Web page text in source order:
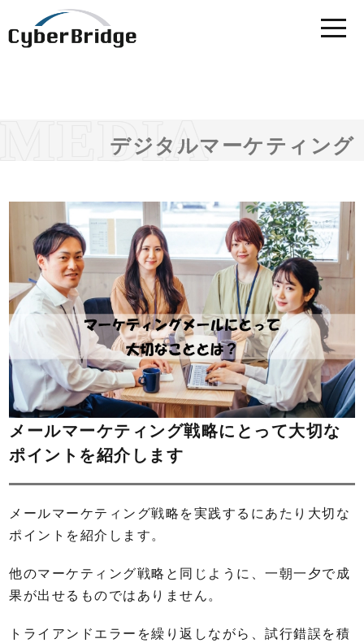
デジタルマーケティング
メールマーケティング戦略にとって大切な
ポイントを紹介します
メールマーケティング戦略を実践するにあたり大切な
ポイントを紹介します。
他のマーケティング戦略と同じように、一朝一夕で成
果が出せるものではありません。
トライアンドエラーを繰り返しながら、試行錯誤を積